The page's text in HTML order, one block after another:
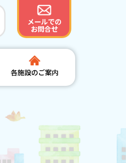
メールでの
お問合せ
各施設のご案内